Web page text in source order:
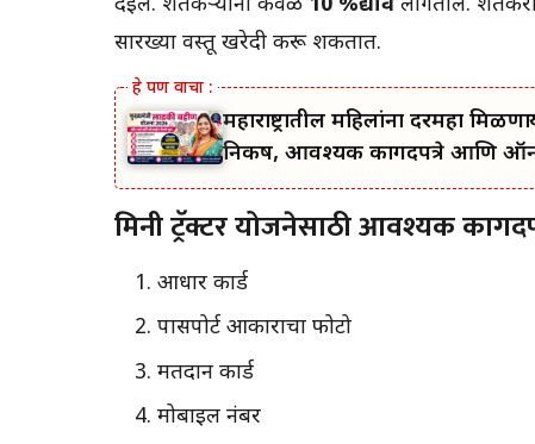
सारख्या वस्तू खरेदी करू शकतात.
महाराष्ट्रातील महिलांना दरमहा
निकष, आवश्यक कागदपत्रे आणि
मिनी ट्रॅक्टर योजनेसाठी आवश्यक
आधार कार्ड
पासपोर्ट आकाराचा फोटो
मतदान कार्ड
मोबाइल नंबर